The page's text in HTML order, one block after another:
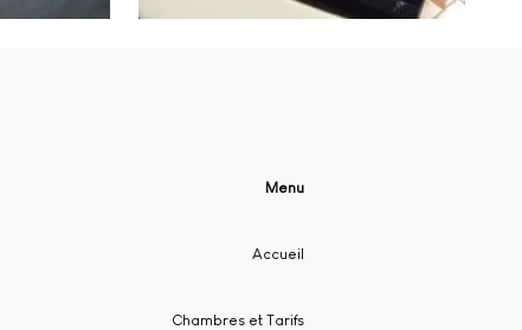
Menu
Accueil
Chambres et Tarifs